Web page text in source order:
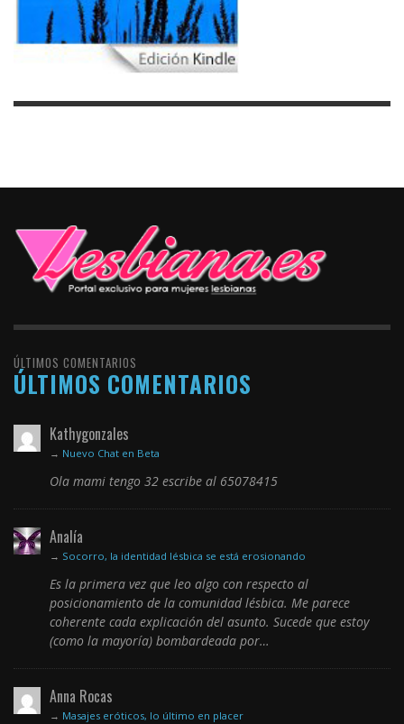
ÚLTIMOS COMENTARIOS
ÚLTIMOS COMENTARIOS
Kathygonzales
→ Nuevo Chat en Beta
Ola mami tengo 32 escribe al 65078415
Analía
→ Socorro, la identidad lésbica se está erosionando
Es la primera vez que leo algo con respecto al
posicionamiento de la comunidad lésbica. Me parece
coherente cada explicación del asunto. Sucede que estoy
(como la mayoría) bombardeada por…
Anna Rocas
→ Masajes eróticos, lo último en placer